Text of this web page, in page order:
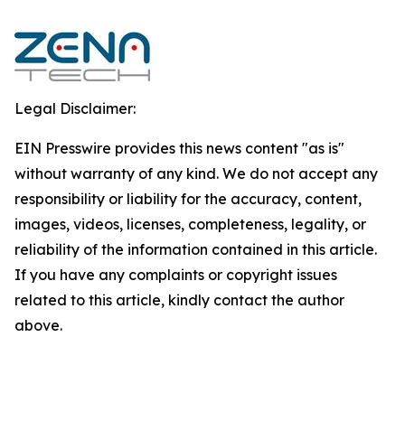
Legal Disclaimer:
EIN Presswire provides this news content "as is"
without warranty of any kind. We do not accept any
responsibility or liability for the accuracy, content,
images, videos, licenses, completeness, legality, or
reliability of the information contained in this article.
If you have any complaints or copyright issues
related to this article, kindly contact the author
above.